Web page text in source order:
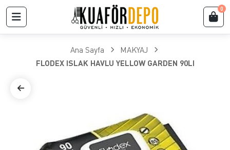
0
Ana Sayfa
MAKYAJ
FLODEX ISLAK HAVLU YELLOW GARDEN 90LI